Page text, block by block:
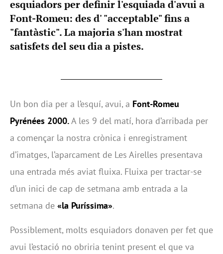
esquiadors per definir l'esquiada d'avui a
Font-Romeu: des d' "acceptable" fins a
"fantàstic". La majoria s'han mostrat
satisfets del seu dia a pistes.
Un bon dia per a l’esquí, avui, a Font-Romeu
Pyrénées 2000.A les 9 del matí, hora d’arribada per
a començar la nostra crònica i enregistrament
d’imatges, l’aparcament de Les Airelles presentava
una entrada més aviat fluixa. Fluixa per tractar-se
d’un inici de cap de setmana amb entrada a la
setmana de «la Puríssima».
Possiblement, molts esquiadors donaven per fet que
avui l’estació no obriria tenint present el que va